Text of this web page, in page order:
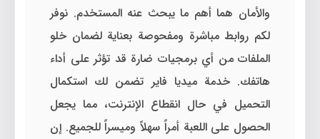
والأمان هما أهم ما يبحث عنه المستخدم. نوفر
لكم روابط مباشرة ومفحوصة بعناية لضمان خلو
الملفات من أي برمجيات ضارة قد تؤثر على أداء
هاتفك. خدمة ميديا فاير تضمن لك استكمال
التحميل في حال انقطاع الإنترنت، مما يجعل
الحصول على اللعبة أمراً سهلاً وميسراً للجميع. إن